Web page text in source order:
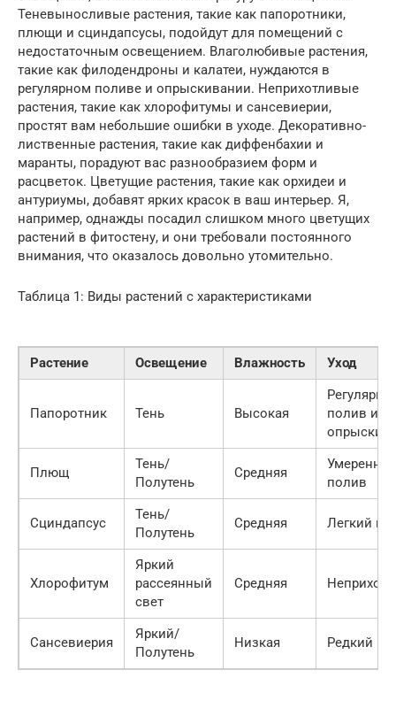
Теневыносливые растения, такие как папоротники,
плющи и сциндапсусы, подойдут для помещений с
недостаточным освещением. Влаголюбивые растения,
такие как филодендроны и калатеи, нуждаются в
регулярном поливе и опрыскивании. Неприхотливые
растения, такие как хлорофитумы и сансевиерии,
простят вам небольшие ошибки в уходе. Декоративно-
лиственные растения, такие как диффенбахии и
маранты, порадуют вас разнообразием форм и
расцветок. Цветущие растения, такие как орхидеи и
антуриумы, добавят ярких красок в ваш интерьер. Я,
например, однажды посадил слишком много цветущих
растений в фитостену, и они требовали постоянного
внимания, что оказалось довольно утомительно.
Таблица 1: Виды растений с характеристиками
Растение Освещение Влажность Уход
Папоротник Тень Высокая
полив и
Плющ
Тень/
Полутень
Средняя
полив
Сциндапсус
Тень/
Полутень
Средняя Легкий
Хлорофитум
Яркий
рассеянный
свет
Средняя
Сансевиерия
Яркий/
Полутень
Низкая Редкий